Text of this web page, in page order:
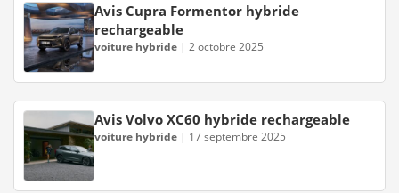
Avis Cupra Formentor hybride
rechargeable
voiture hybride | 2 octobre 2025
Avis Volvo XC60 hybride rechargeable
voiture hybride | 17 septembre 2025